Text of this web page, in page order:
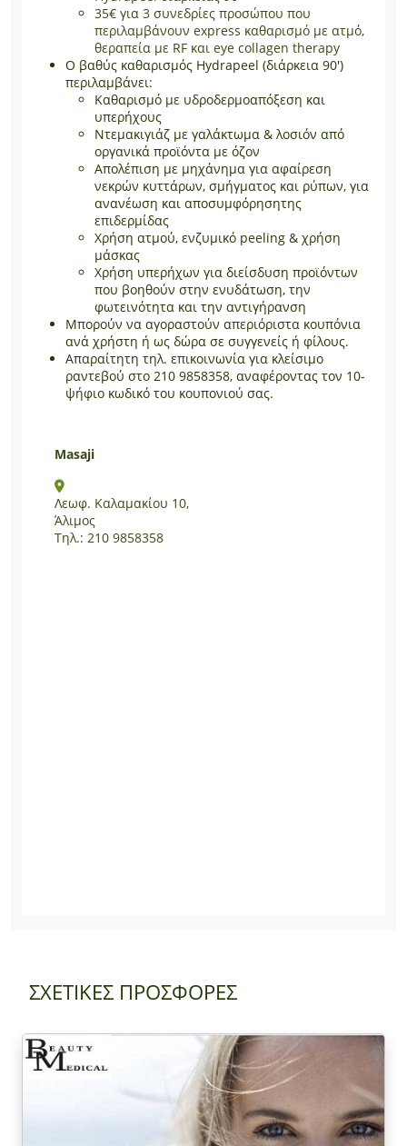
35€ για 3 συνεδρίες προσώπου που
περιλαμβάνουν express καθαρισμό με ατμό,
θεραπεία με RF και eye collagen therapy
Ο βαθύς καθαρισμός Hydrapeel (διάρκεια 90')
περιλαμβάνει:
Καθαρισμό με υδροδερμοαπόξεση και
υπερήχους
Ντεμακιγιάζ με γαλάκτωμα & λοσιόν από
οργανικά προϊόντα με όζον
Απολέπιση με μηχάνημα για αφαίρεση
νεκρών κυττάρων, σμήγματος και ρύπων, για
ανανέωση και αποσυμφόρησητης
επιδερμίδας
Χρήση ατμού, ενζυμικό peeling & χρήση
μάσκας
Χρήση υπερήχων για διείσδυση προϊόντων
που βοηθούν στην ενυδάτωση, την
φωτεινότητα και την αντιγήρανση
Μπορούν να αγοραστούν απεριόριστα κουπόνια
ανά χρήστη ή ως δώρα σε συγγενείς ή φίλους.
Απαραίτητη τηλ. επικοινωνία για κλείσιμο
ραντεβού στο 210 9858358, αναφέροντας τον 10-
ψήφιο κωδικό του κουπονιού σας.
Masaji
Λεωφ. Καλαμακίου 10,
Άλιμος
Τηλ.: 210 9858358
ΣΧΕΤΙΚΕΣ ΠΡΟΣΦΟΡΕΣ